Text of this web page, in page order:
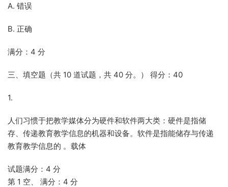
A. 错误
B. 正确
满分：4 分
三、填空题（共 10 道试题，共 40 分。） 得分：40
1.
人们习惯于把教学媒体分为硬件和软件两大类：硬件是指储
存、传递教育教学信息的机器和设备。软件是指能储存与传递
教育教学信息的 。载体
试题满分：4 分
第 1 空、 满分：4 分